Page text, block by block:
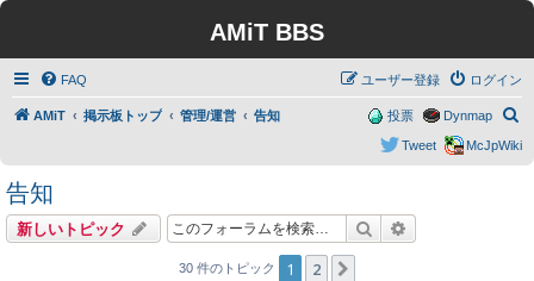
AMiT BBS
FAQ ログイン
ユーザー登録
AMiT 掲示板トップ 管理/運営 告知
索
Dynmap
投票
McJpWiki
Tweet
告知
新しいトピック 検索
30 件のトピック 1 2